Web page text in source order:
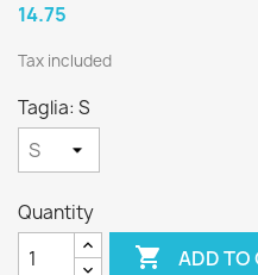
14.75
Tax included
Taglia: S
Quantity
 ADD TO